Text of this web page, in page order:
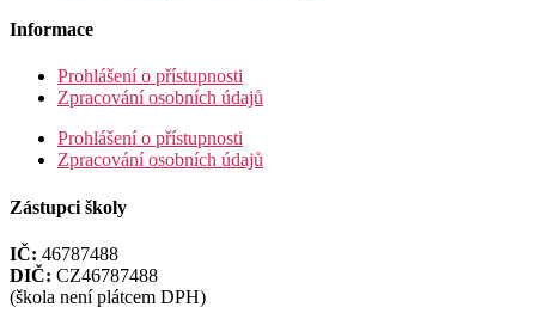
Informace
Prohlášení o přístupnosti
Zpracování osobních údajů
Prohlášení o přístupnosti
Zpracování osobních údajů
Zástupci školy
IČ: 46787488
DIČ: CZ46787488
(škola není plátcem DPH)